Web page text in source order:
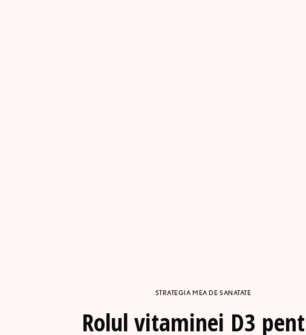
STRATEGIA MEA DE SANATATE
Rolul vitaminei D3